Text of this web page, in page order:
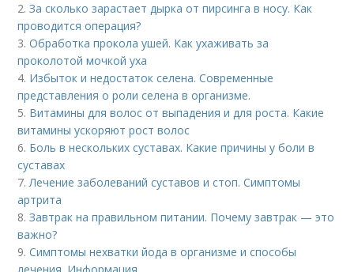
2.За сколько зарастает дырка от пирсинга в носу. Как
проводится операция?
3.Обработка прокола ушей. Как ухаживать за
проколотой мочкой уха
4. Избыток и недостаток селена. Современные
представления о роли селена в организме.
5. Витамины для волос от выпадения и для роста. Какие
витамины ускоряют рост волос
6. Боль в нескольких суставах. Какие причины у боли в
суставах
7.Лечение заболеваний суставов и стоп. Симптомы
артрита
8.Завтрак на правильном питании. Почему завтрак — это
важно?
9.Симптомы нехватки йода в организме и способы